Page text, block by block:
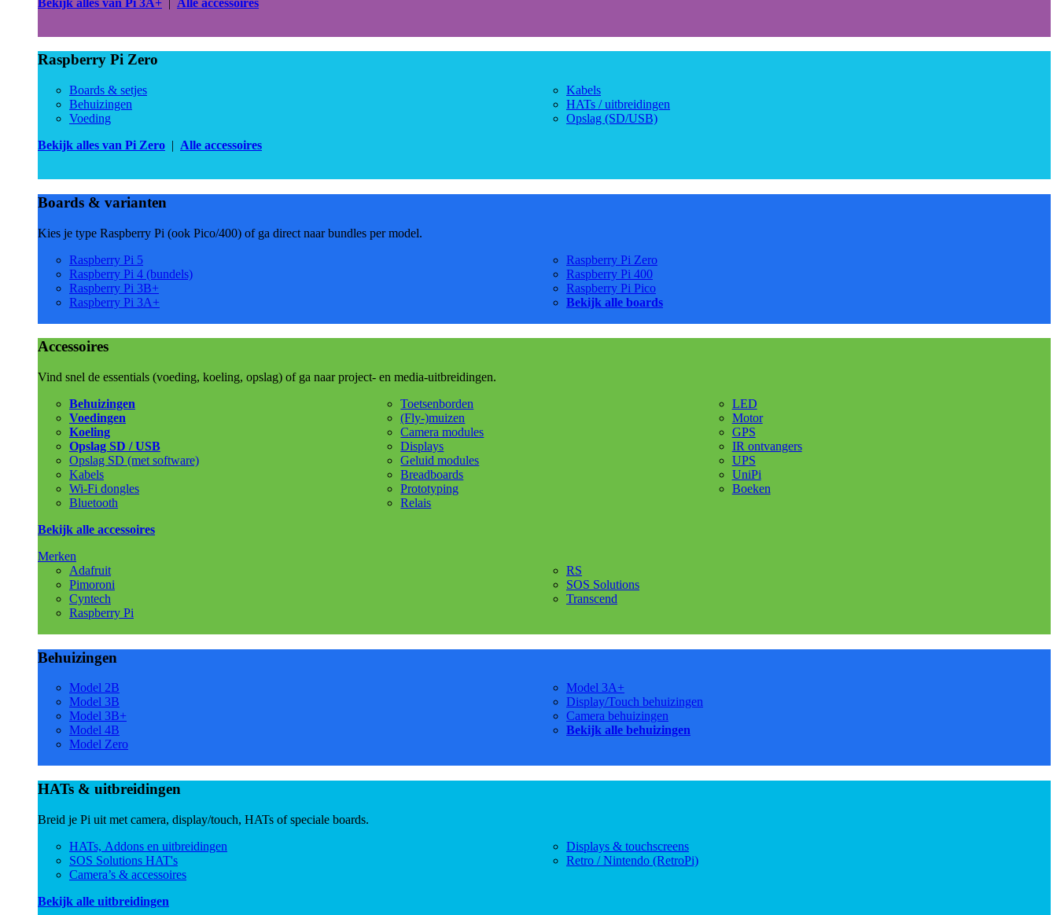
Raspberry Pi Zero
Boards & setjes
Behuizingen
Voeding
Kabels
HATs / uitbreidingen
Opslag (SD/USB)
Bekijk alles van Pi Zero | Alle accessoires
Boards & varianten
Kies je type Raspberry Pi (ook Pico/400) of ga direct naar bundles per model.
Raspberry Pi 5
Raspberry Pi 4 (bundels)
Raspberry Pi 3B+
Raspberry Pi 3A+
Raspberry Pi Zero
Raspberry Pi 400
Raspberry Pi Pico
Bekijk alle boards
Accessoires
Vind snel de essentials (voeding, koeling, opslag) of ga naar project- en media-uitbreidingen.
Behuizingen
Voedingen
Koeling
Opslag SD / USB
Opslag SD (met software)
Kabels
Wi-Fi dongles
Bluetooth
Toetsenborden
(Fly-)muizen
Camera modules
Displays
Geluid modules
Breadboards
Prototyping
Relais
LED
Motor
GPS
IR ontvangers
UPS
UniPi
Boeken
Bekijk alle accessoires
Merken
Adafruit
Pimoroni
Cyntech
Raspberry Pi
RS
SOS Solutions
Transcend
Behuizingen
Model 2B
Model 3B
Model 3B+
Model 4B
Model Zero
Model 3A+
Display/Touch behuizingen
Camera behuizingen
Bekijk alle behuizingen
HATs & uitbreidingen
Breid je Pi uit met camera, display/touch, HATs of speciale boards.
HATs, Addons en uitbreidingen
SOS Solutions HAT's
Camera’s & accessoires
Displays & touchscreens
Retro / Nintendo (RetroPi)
Bekijk alle uitbreidingen